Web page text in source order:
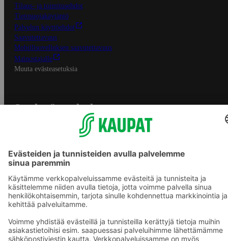
Tilaus- ja toimitusehdot
Tietosuojakäytäntö
Palvelun käyttöehdot
Saavutettavuus
Mobiilisovelluksen saavutettavuus
Mainostajalle
Muuta evästeasetuksia
S-ryhmän palvelut
Yhteishyvä Ruoka -sovellus
Prisma.fi
Sokos.fi
S-Pankki
Sokos Hotels
Raflaamo